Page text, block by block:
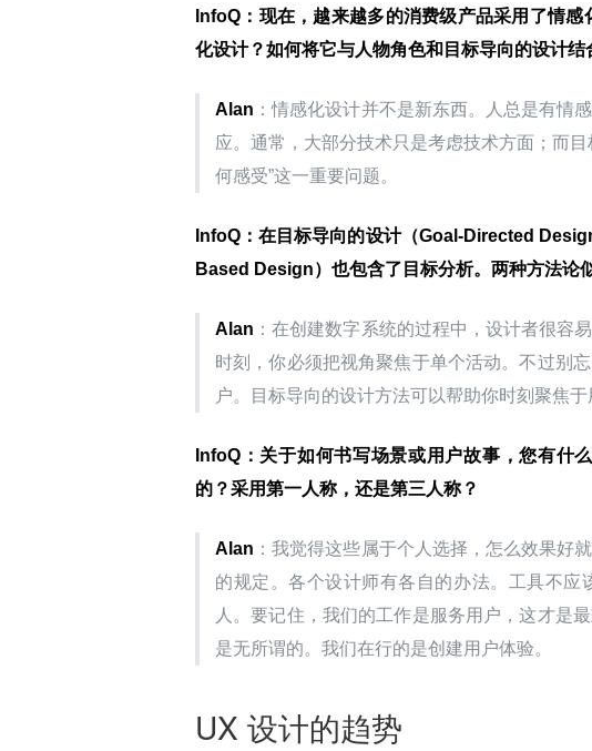
InfoQ ：现在，越来越多的消费级产品采用了情
化设计？如何将它与人物角色和目标导向的设计结
Alan ：情感化设计并不是新东西。人总是有情
应。通常，大部分技术只是考虑技术方面；而
何感受”这一重要问题。
InfoQ ：在目标导向的设计（Goal-Directed
Based Design）也包含了目标分析。两种方法论
Alan ：在创建数字系统的过程中，设计者很容
时刻，你必须把视角聚焦于单个活动。不过别
户。目标导向的设计方法可以帮助你时刻聚焦
InfoQ ：关于如何书写场景或用户故事，您有什
的？采用第一人称，还是第三人称？
Alan ：我觉得这些属于个人选择，怎么效果好
的规定。各个设计师有各自的办法。工具不
人。要记住，我们的工作是服务用户，这才是
是无所谓的。我们在行的是创建用户体验。
UX 设计的趋势